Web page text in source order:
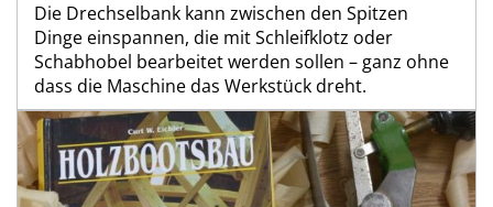
Die Drechselbank kann zwischen den Spitzen
Dinge einspannen, die mit Schleifklotz oder
Schabhobel bearbeitet werden sollen – ganz ohne
dass die Maschine das Werkstück dreht.